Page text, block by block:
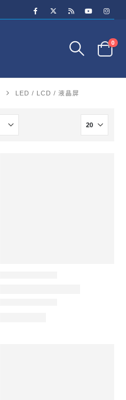
0
LED / LCD / 液晶屏